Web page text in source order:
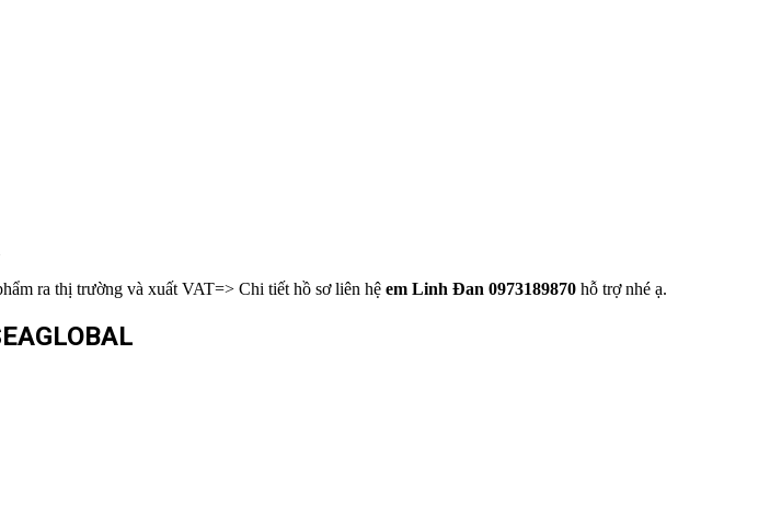
ra thị trường và xuất VAT=> Chi tiết hồ sơ liên hệ em Linh Đan 0973189870 hỗ trợ nhé ạ.